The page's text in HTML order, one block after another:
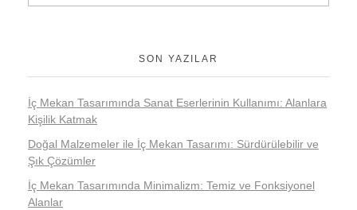
SON YAZILAR
İç Mekan Tasarımında Sanat Eserlerinin Kullanımı: Alanlara
Kişilik Katmak
Doğal Malzemeler ile İç Mekan Tasarımı: Sürdürülebilir ve
Şık Çözümler
İç Mekan Tasarımında Minimalizm: Temiz ve Fonksiyonel
Alanlar